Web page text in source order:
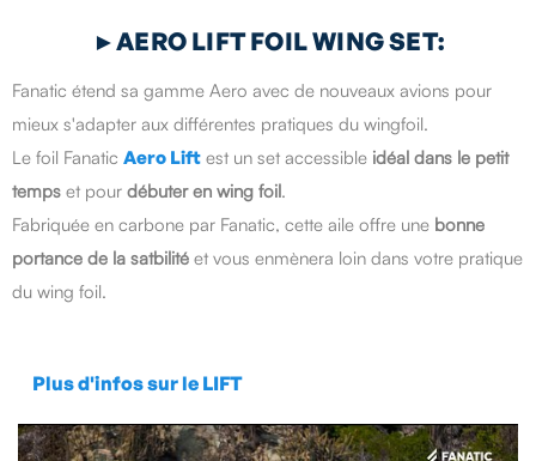
►AERO LIFT FOIL WING SET:
Fanatic étend sa gamme Aero avec de nouveaux avions pour
mieux s'adapter aux différentes pratiques du wingfoil.
Le foil Fanatic Aero Lift est un set accessible idéal dans le petit
temps et pour débuter en wing foil.
Fabriquée en carbone par Fanatic, cette aile offre une bonne
portance de la satbilité et vous enmènera loin dans votre pratique
du wing foil.
Plus d'infos sur le LIFT